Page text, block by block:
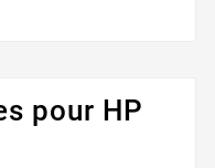
pour HP